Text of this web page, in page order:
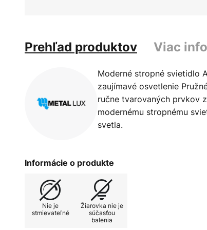
Prehľad produktov Viac
Moderné stropné svietidlo
zaujímavé osvetlenie
ručne tvarovaných prvkov
modernému stropnému
svetla.
Informácie o produkte
Nie je
stmievateľné
Žiarovka nie je
súčasťou
balenia